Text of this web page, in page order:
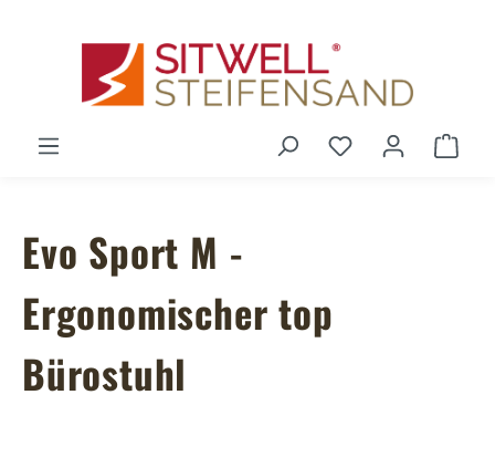
Du hast 0
Evo Sport M -
Ergonomischer top
Bürostuhl